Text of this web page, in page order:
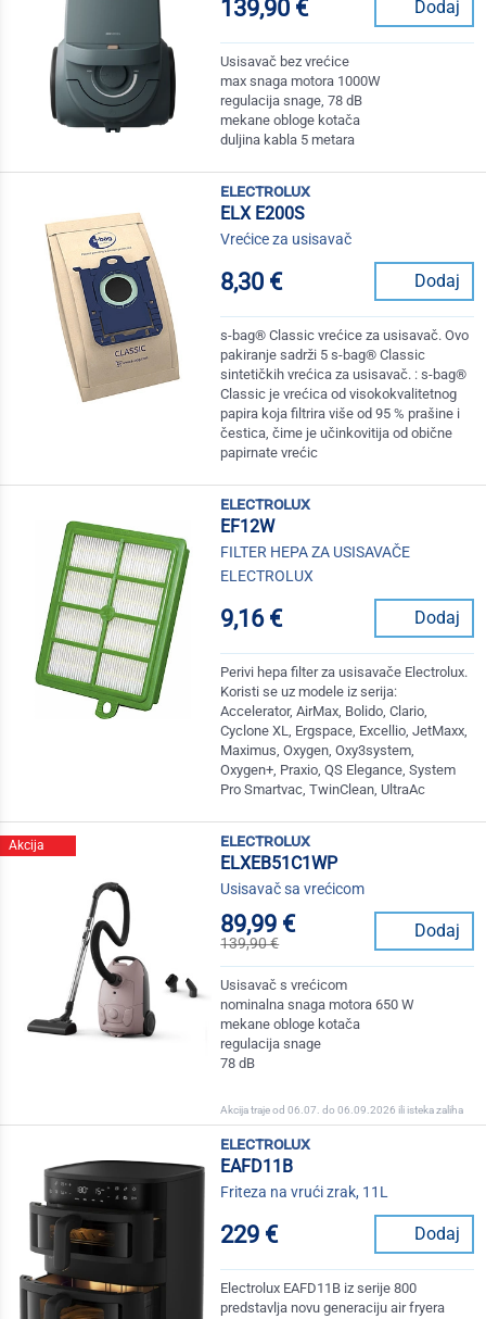
139,90 € Dodaj
Usisavač bez vrećice
max snaga motora 1000W
regulacija snage, 78 dB
mekane obloge kotača
duljina kabla 5 metara
electrolux
ELX E200S
Vrećice za usisavač
8,30 € Dodaj
s-bag® Classic vrećice za usisavač. Ovo
pakiranje sadrži 5 s-bag® Classic
sintetičkih vrećica za usisavač. : s-bag®
Classic je vrećica od visokokvalitetnog
papira koja filtrira više od 95 % prašine i
čestica, čime je učinkovitija od obične
papirnate vrećic
electrolux
EF12W
FILTER HEPA ZA USISAVAČE
ELECTROLUX
9,16 € Dodaj
Perivi hepa filter za usisavače Electrolux.
Koristi se uz modele iz serija:
Accelerator, AirMax, Bolido, Clario,
Cyclone XL, Ergspace, Excellio, JetMaxx,
Maximus, Oxygen, Oxy3system,
Oxygen+, Praxio, QS Elegance, System
Pro Smartvac, TwinClean, UltraAc
Akcija
electrolux
ELXEB51C1WP
Usisavač sa vrećicom
89,99 €
139,90 €
Dodaj
Usisavač s vrećicom
nominalna snaga motora 650 W
mekane obloge kotača
regulacija snage
78 dB
Akcija traje od 06.07. do 06.09.2026 ili isteka zaliha
electrolux
EAFD11B
Friteza na vrući zrak, 11L
229 € Dodaj
Electrolux EAFD11B iz serije 800
predstavlja novu generaciju air fryera